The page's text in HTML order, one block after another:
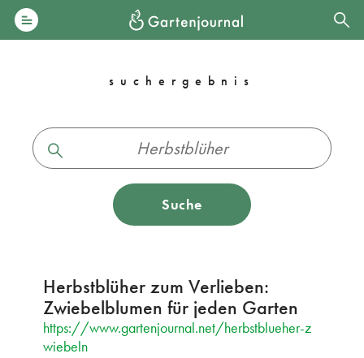
suchergebnis
Suche
Herbstblüher zum Verlieben:
Zwiebelblumen für jeden Garten
https://www.gartenjournal.net/herbstblueher-z
wiebeln